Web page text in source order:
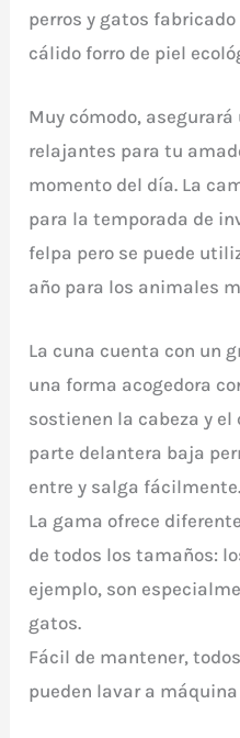
cm
cantidad
perros y gatos
cálido forro de piel
Muy cómodo,
relajantes para tu
momento del día. La
para la temporada de
felpa pero se puede
año para los animales
La cuna cuenta con un
una forma acogedora
sostienen la cabeza y
parte delantera baja
entre y salga fácilmente.
La gama ofrece
de todos los tamaños:
ejemplo, son
gatos.
Fácil de mantener,
pueden lavar a